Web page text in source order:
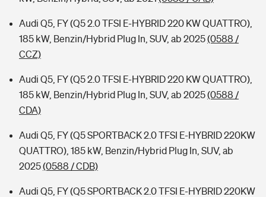
Audi Q5, FY (Q5 2.0 TFSI E-HYBRID 220 KW QUATTRO),
185 kW, Benzin/Hybrid Plug In, SUV, ab 2025(0588 /
CCZ)
Audi Q5, FY (Q5 2.0 TFSI E-HYBRID 220 KW QUATTRO),
185 kW, Benzin/Hybrid Plug In, SUV, ab 2025(0588 /
CDA)
Audi Q5, FY (Q5 SPORTBACK 2.0 TFSI E-HYBRID 220KW
QUATTRO), 185 kW, Benzin/Hybrid Plug In, SUV, ab
2025(0588 / CDB)
Audi Q5, FY (Q5 SPORTBACK 2.0 TFSI E-HYBRID 220KW